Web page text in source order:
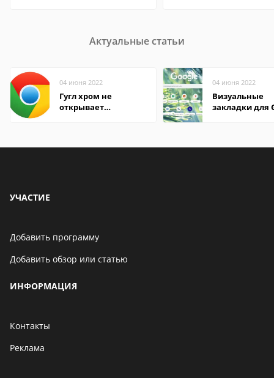
Актуальные статьи
04 июня 2022
Гугл хром не
открывает
04 июня 2022
Визуальные
закладки для
УЧАСТИЕ
Добавить программу
Добавить обзор или статью
ИНФОРМАЦИЯ
Контакты
Реклама